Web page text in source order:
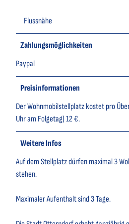
Flussnähe
Zahlungsmöglichkeiten
Paypal
Preisinformationen
Der Wohnmobilstellplatz kostet pro
Uhr am Folgetag) 12 €.
Weitere Infos
Auf dem Stellplatz dürfen maximal 3
stehen.
Maximaler Aufenthalt sind 3 Tage.